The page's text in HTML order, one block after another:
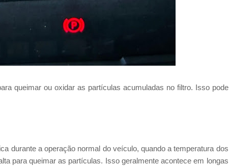
queimar ou oxidar as partículas acumuladas no filtro. Isso pode
durante a operação normal do veículo, quando a temperatura dos
para queimar as partículas. Isso geralmente acontece em longas